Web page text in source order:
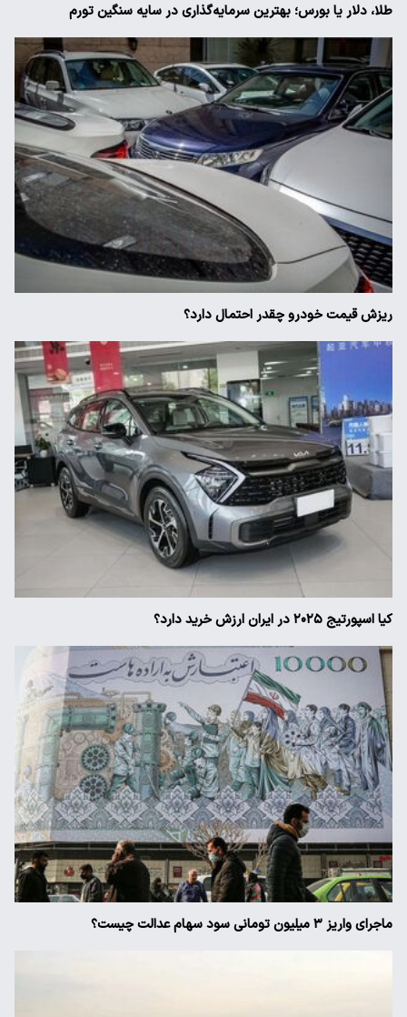
طلا، دلار یا بورس؛ بهترین سرمایه‌گذاری در سایه سنگین تورم
ریزش قیمت خودرو چقدر احتمال دارد؟
کیا اسپورتیج ۲۰۲۵ در ایران ارزش خرید دارد؟
ماجرای واریز ۳ میلیون تومانی سود سهام عدالت چیست؟